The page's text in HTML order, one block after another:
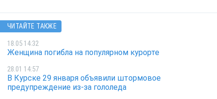
ЧИТАЙТЕ ТАКЖЕ
18.05 14:32
Женщина погибла на популярном курорте
28.01 14:57
В Курске 29 января объявили штормовое
предупреждение из-за гололеда